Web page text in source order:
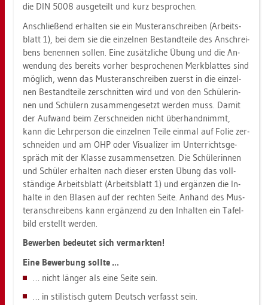
die DIN 5008 aus­ge­teilt und kurz be­spro­chen.
An­schlie­ßend er­hal­ten sie ein Mus­ter­an­schrei­ben (Ar­beits­
blatt 1), bei dem sie die ein­zel­nen Be­stand­tei­le des An­schrei­
bens be­nen­nen sol­len. Eine zu­sätz­li­che Übung und die An­
wen­dung des be­reits vor­her be­spro­che­nen Merk­blat­tes sind
mög­lich, wenn das Mus­ter­an­schrei­ben zu­erst in die ein­zel­
nen Be­stand­tei­le zer­schnit­ten wird und von den Schü­le­rin­
nen und Schü­lern zu­sam­men­ge­setzt wer­den muss. Damit
der Auf­wand beim Zer­schnei­den nicht über­hand­nimmt,
kann die Lehr­per­son die ein­zel­nen Teile ein­mal auf Folie zer­
schnei­den und am OHP oder Vi­sua­li­zer im Un­ter­richts­ge­
spräch mit der Klas­se zu­sam­men­set­zen. Die Schü­le­rin­nen
und Schü­ler er­hal­ten nach die­ser ers­ten Übung das voll­
stän­di­ge Ar­beits­blatt (Ar­beits­blatt 1) und er­gän­zen die In­
hal­te in den Bla­sen auf der rech­ten Seite. An­hand des Mus­
ter­an­schrei­bens kann er­gän­zend zu den In­hal­ten ein Ta­fel­
bild er­stellt wer­den.
Be­wer­ben be­deu­tet sich ver­mark­ten!
Eine Be­wer­bung soll­te …
… nicht län­ger als eine Seite sein.
… in sti­lis­tisch gutem Deutsch ver­fasst sein.